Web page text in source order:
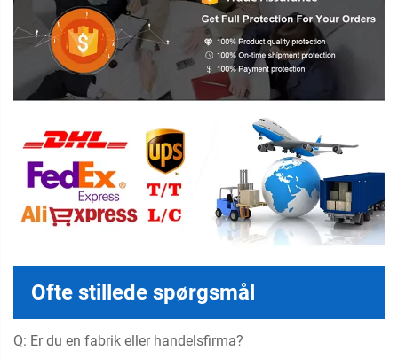
Ofte stillede spørgsmål
Q: Er du en fabrik eller handelsfirma?